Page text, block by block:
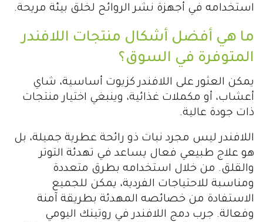
استخدامه في أجهزة نشر الروائح لخلق بيئة مريحة.
ما هي أفضل أشكال منتجات اللافندر
المتوفرة في السوق؟
يمكن العثور على اللافندر كزيوت أساسية، شاي
أعشاب، أو مكملات غذائية، وينبغي اختيار منتجات
ذات جودة عالية.
اللافندر ليس مجرد نبات ذو رائحة عطرية جميلة، بل
هو علاج طبيعي فعال يساعد في تهدئة التوتر
والقلق. من خلال استخدامه بطرق متعددة
ومناسبة للاحتياجات الفردية، يمكن للجميع
الاستفادة من خصائصه المهدئة بطريقة آمنة
وفعالة. جرب دمج اللافندر في روتينك اليومي